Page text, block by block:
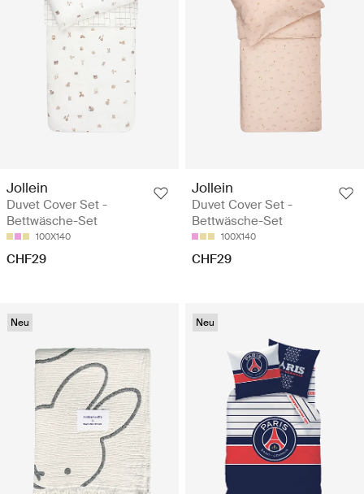
Jollein
Duvet Cover Set -
Bettwäsche-Set
100X140
CHF29
Jollein
Duvet Cover Set -
Bettwäsche-Set
100X140
CHF29
Neu Neu